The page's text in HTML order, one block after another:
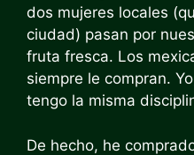
dos mujeres locales
ciudad) pasan por
fruta fresca. Los
siempre le compran.
tengo la misma
De hecho, he